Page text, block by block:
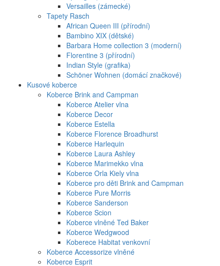
Versailles (zámecké)
Tapety Rasch
African Queen III (přírodní)
Bambino XIX (dětské)
Barbara Home collection 3 (moderní)
Florentine 3 (přírodní)
Indian Style (grafika)
Schöner Wohnen (domácí značkové)
Kusové koberce
Koberce Brink and Campman
Koberce Atelier vlna
Koberce Decor
Koberce Estella
Koberce Florence Broadhurst
Koberce Harlequin
Koberce Laura Ashley
Koberce Marimekko vlna
Koberce Orla Kiely vlna
Koberce pro děti Brink and Campman
Koberce Pure Morris
Koberce Sanderson
Koberce Scion
Koberce vlněné Ted Baker
Koberce Wedgwood
Koberece Habitat venkovní
Koberce Accessorize vlněné
Koberce Esprit